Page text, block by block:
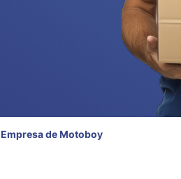
Empresa de Motoboy